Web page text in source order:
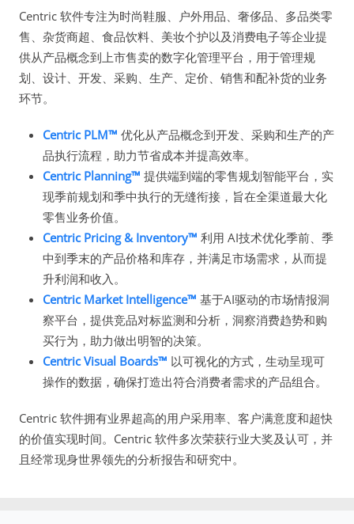
Centric 软件专注为时尚鞋服、户外用品、奢侈品、多品类零
售、杂货商超、食品饮料、美妆个护以及消费电子等企业提
供从产品概念到上市售卖的数字化管理平台，用于管理规
划、设计、开发、采购、生产、定价、销售和配补货的业务
环节。
Centric PLM™ 优化从产品概念到开发、采购和生产的产
品执行流程，助力节省成本并提高效率。
Centric Planning™ 提供端到端的零售规划智能平台，实
现季前规划和季中执行的无缝衔接，旨在全渠道最大化
零售业务价值。
Centric Pricing & Inventory™ 利用 AI技术优化季前、季
中到季末的产品价格和库存，并满足市场需求，从而提
升利润和收入。
Centric Market Intelligence™ 基于AI驱动的市场情报洞
察平台，提供竞品对标监测和分析，洞察消费趋势和购
买行为，助力做出明智的决策。
Centric Visual Boards™ 以可视化的方式，生动呈现可
操作的数据，确保打造出符合消费者需求的产品组合。
Centric 软件拥有业界超高的用户采用率、客户满意度和超快
的价值实现时间。Centric 软件多次荣获行业大奖及认可，并
且经常现身世界领先的分析报告和研究中。